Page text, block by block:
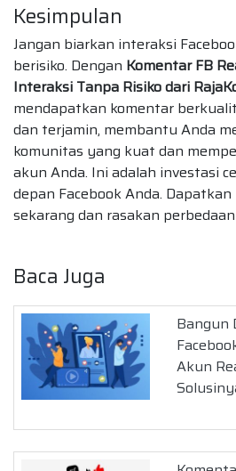
Kesimpulan
Jangan biarkan interaksi
berisiko. Dengan Komentar FB
Interaksi Tanpa Risiko dari
mendapatkan komentar
dan terjamin, membantu Anda
komunitas yang kuat dan
akun Anda. Ini adalah investasi
depan Facebook Anda.
sekarang dan rasakan
Baca Juga
Bangun
Akun